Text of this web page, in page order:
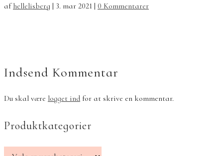
afhellelisberg | 3. mar 2021 | 0 Kommentarer
Indsend Kommentar
Du skal være logget ind for at skrive en kommentar.
Produktkategorier